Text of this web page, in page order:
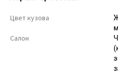
Цвет кузова
Салон